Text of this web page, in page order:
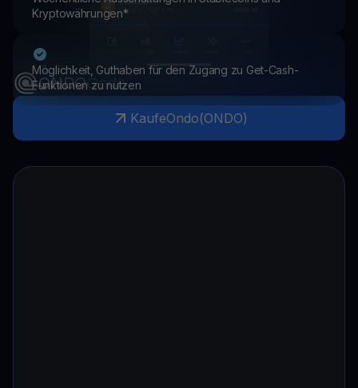
Kryptowährungen*
Möglichkeit, Guthaben für den Zugang zu Get-Cash-
Funktionen zu nutzen
ONDOOndo
KaufeOndo(ONDO)